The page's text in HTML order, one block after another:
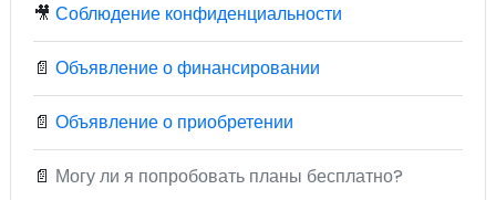
🎥 Соблюдение конфиденциальности
📄 Объявление о финансировании
📄 Объявление о приобретении
📄 Могу ли я попробовать планы бесплатно?